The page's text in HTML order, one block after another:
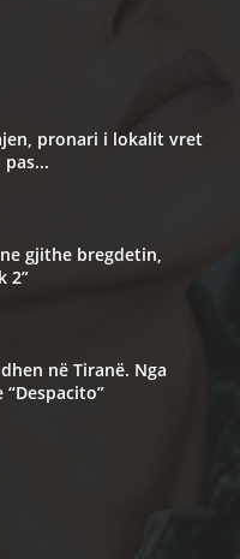
pronari i lokalit vret
gjithe bregdetin,
2”
në Tiranë. Nga
“Despacito”